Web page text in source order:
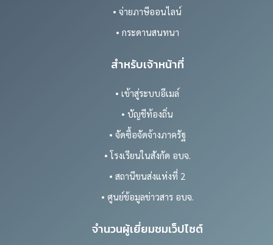
• จ่ายภาษีออนไลน์
• กระดานสนทนา
สำหรับเจ้าหน้าที่
• เข้าสู่ระบบอีเมล์
• บัญชีท้องถิ่น
• จัดซื้อจัดจ้างภาครัฐ
• โรงเรียนในสังกัด อบจ.
• สถานีขนส่งแห่งที่ 2
• ศูนย์ข้อมูลข่าวสาร อบจ.
จำนวนผู้เยี่ยมชมเว็ปไซต์